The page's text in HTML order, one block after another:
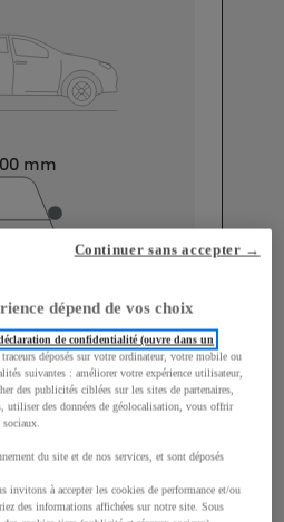
mm
5,7 L/100 km
128 g/km
dépend de vos choix
de confidentialité (ouvre dans un
déposés sur votre ordinateur, votre mobile ou
suivantes : améliorer votre expérience utilisateur,
des publicités ciblées sur les sites de partenaires,
utiliser des données de géolocalisation, vous offrir
sociaux.
du site et de nos services, et sont déposés
invitons à accepter les cookies de performance et/ou
des informations affichées sur notre site. Sous
Continuer sans accepter →